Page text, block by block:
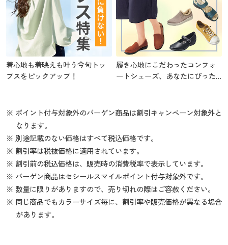
着心地も着映えも叶う今旬トッ
プスをピックアップ！
履き心地にこだわったコンフォ
ートシューズ、あなたにぴった
※ ポイント付与対象外のバーゲン商品は割引キャンペーン対象外と
なります。
※ 別途記載のない価格はすべて税込価格です。
※ 割引率は税抜価格に適用されています。
※ 割引前の税込価格は、販売時の消費税率で表示しています。
※ バーゲン商品はセシールスマイルポイント付与対象外です。
※ 数量に限りがありますので、売り切れの際はご容赦ください。
※ 同じ商品でもカラーサイズ毎に、割引率や販売価格が異なる場合
があります。